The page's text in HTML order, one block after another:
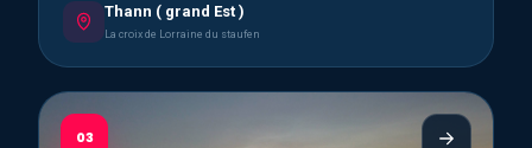
Thann ( grand Est )
La croix de Lorraine du staufen
03